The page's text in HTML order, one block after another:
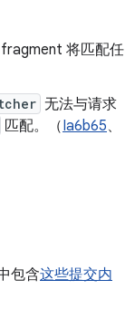
将匹配任
无法与请求
匹配。（Ia6b65、
包含这些提交内